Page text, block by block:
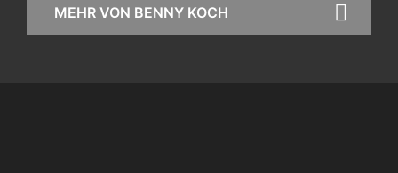
MEHR VON BENNY KOCH